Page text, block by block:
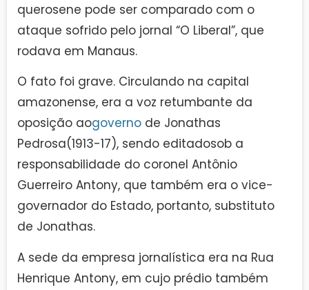
querosene pode ser comparado com o
ataque sofrido pelo jornal “O Liberal”, que
rodava em Manaus.
O fato foi grave. Circulando na capital
amazonense, era a voz retumbante da
oposição aogoverno de Jonathas
Pedrosa(1913-17), sendo editadosob a
responsabilidade do coronel Antônio
Guerreiro Antony, que também era o vice-
governador do Estado, portanto, substituto
de Jonathas.
A sede da empresa jornalística era na Rua
Henrique Antony, em cujo prédio também